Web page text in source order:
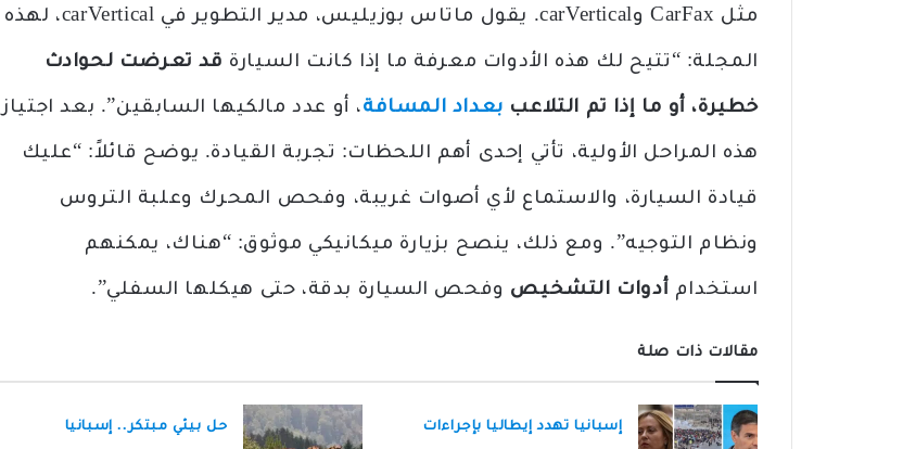
مثل CarFax وcarVertical. يقول ماتاس بوزيليس، مدير التطوير في carVertical، لهذه
المجلة: “تتيح لك هذه الأدوات معرفة ما إذا كانت السيارة قد تعرضت لحوادث
خطيرة، أو ما إذا تم التلاعب بعداد المسافة، أو عدد مالكيها السابقين”. بعد اجتياز
هذه المراحل الأولية، تأتي إحدى أهم اللحظات: تجربة القيادة. يوضح قائلاً: “عليك
قيادة السيارة، والاستماع لأي أصوات غريبة، وفحص المحرك وعلبة التروس
ونظام التوجيه”. ومع ذلك، ينصح بزيارة ميكانيكي موثوق: “هناك، يمكنهم
استخدام أدوات التشخيص وفحص السيارة بدقة، حتى هيكلها السفلي”.
مقالات ذات صلة
إسبانيا تهدد إيطاليا بإجراءات حل بيئي مبتكر.. إسبانيا